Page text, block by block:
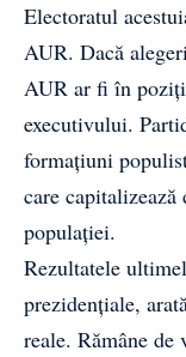
Electoratul
AUR. Dacă
AUR ar fi în
executivului.
formațiuni
care
populației.
Rezultatele
prezidențiale,
reale. Rămâne